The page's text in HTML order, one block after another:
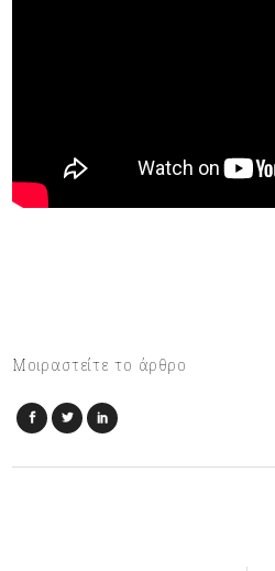
Μοιραστείτε το άρθρο